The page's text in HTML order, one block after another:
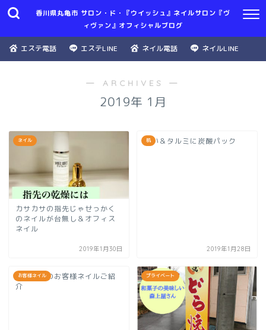
香川県丸亀市 サロン・ド・『ウイッシュ』ネイルサロン『ヴ
ィヴァン』オフィシャルブログ
エステ電話 エステLINE ネイル電話 ネイルLINE
― ARCHIVES ―
2019年 1月
ネイル
カサカサの指先じゃせっかく
のネイルが台無し＆オフィス
ネイル
2019年1月30日
肌
潤い＆タルミに炭酸パック
2019年1月28日
お客様ネイル
個性色々のお客様ネイルご紹
介
プライベート